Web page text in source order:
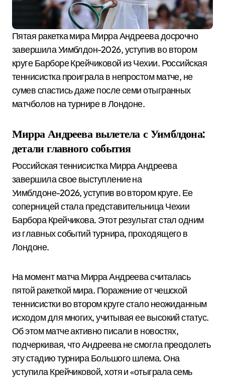
Пятая ракетка мира Мирра Андреева досрочно
завершила Уимблдон-2026, уступив во втором
круге Барборе Крейчиковой из Чехии. Российская
теннисистка проиграла в непростом матче, не
сумев спастись даже после семи отыгранных
матчболов на турнире в Лондоне.
Мирра Андреева вылетела с Уимблдона:
детали главного события
Российская теннисистка Мирра Андреева
завершила свое выступление на
Уимблдоне-2026, уступив во втором круге. Ее
соперницей стала представительница Чехии
Барбора Крейчикова. Этот результат стал одним
из главных событий турнира, проходящего в
Лондоне.
На момент матча Мирра Андреева считалась
пятой ракеткой мира. Поражение от чешской
теннисистки во втором круге стало неожиданным
исходом для многих, учитывая ее высокий статус.
Об этом матче активно писали в новостях,
подчеркивая, что Андреева не смогла преодолеть
эту стадию турнира Большого шлема. Она
уступила Крейчиковой, хотя и «отыграла семь